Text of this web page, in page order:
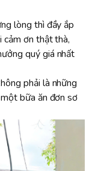
lòng thì đầy ắp
cảm ơn thật thà,
quý giá nhất
phải là những
bữa ăn đơn sơ